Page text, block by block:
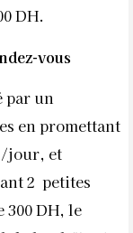
DH.
vous
par un
en promettant
jour, et
2 petites
300 DH, le